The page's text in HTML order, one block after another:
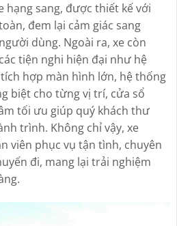
hạng sang, được thiết kế với
đem lại cảm giác sang
dùng. Ngoài ra, xe còn
tiện nghi hiện đại như hệ
hợp màn hình lớn, hệ thống
biệt cho từng vị trí, cửa sổ
tối ưu giúp quý khách thư
trình. Không chỉ vậy, xe
viên phục vụ tận tình, chuyên
đi, mang lại trải nghiệm